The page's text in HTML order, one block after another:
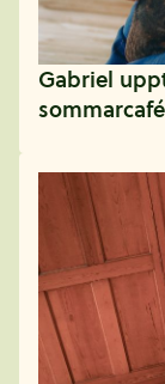
Gabriel
sommarcafé